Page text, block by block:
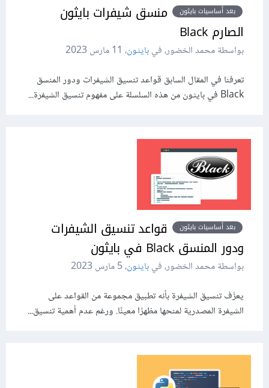
بعد أساسيات بايثون
منسق شيفرات بايثون
الصارم Black
بواسطة محمد الخضور، فيبايثون، 11 مارس 2023
تعرفنا في المقال السابق قواعد تنسيق الشيفرات ودور المنسق
Black في بايثون من هذه السلسلة على مفهوم تنسيق الشيفرة...
بعد أساسيات بايثون
قواعد تنسيق الشيفرات
ودور المنسق Black في بايثون
بواسطة محمد الخضور، فيبايثون،5 مارس 2023
يعرَّف تنسيق الشيفرة بأنه تطبيق مجموعة من القواعد على
الشيفرة المصدرية لمنحها مظهرًا معينًا. ورغم عدم أهمية تنسيق...